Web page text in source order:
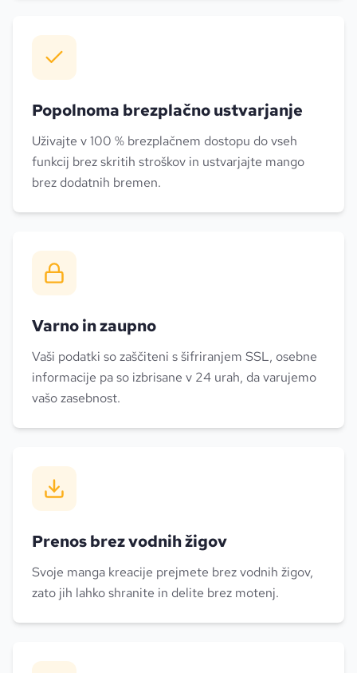
Popolnoma brezplačno ustvarjanje
Uživajte v 100 % brezplačnem dostopu do vseh
funkcij brez skritih stroškov in ustvarjajte mango
brez dodatnih bremen.
Varno in zaupno
Vaši podatki so zaščiteni s šifriranjem SSL, osebne
informacije pa so izbrisane v 24 urah, da varujemo
vašo zasebnost.
Prenos brez vodnih žigov
Svoje manga kreacije prejmete brez vodnih žigov,
zato jih lahko shranite in delite brez motenj.